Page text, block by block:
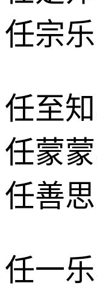
任宗乐
任至
任蒙
任善思
任一